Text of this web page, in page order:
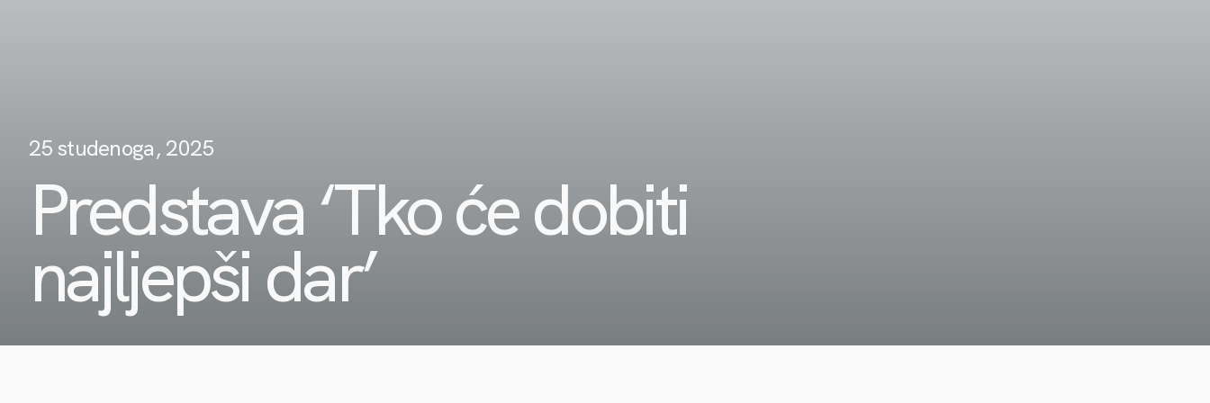
25 studenoga, 2025
Predstava ‘Tko će dobiti
najljepši dar’